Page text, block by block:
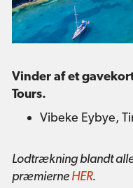
Vinder af et
Tours.
Vibeke Eybye,
Lodtrækning blandt
præmierneHER.